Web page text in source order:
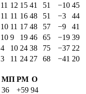
11 12 15 41 51 −10 45
11 11 16 48 51 −3
44
10 11 17 48 57 −9
41
10 9 19 46 65 −19 39
4 10 24 38 75 −37 22
3 11 24 27 68 −41 20
МП РМ О
36 +59 94